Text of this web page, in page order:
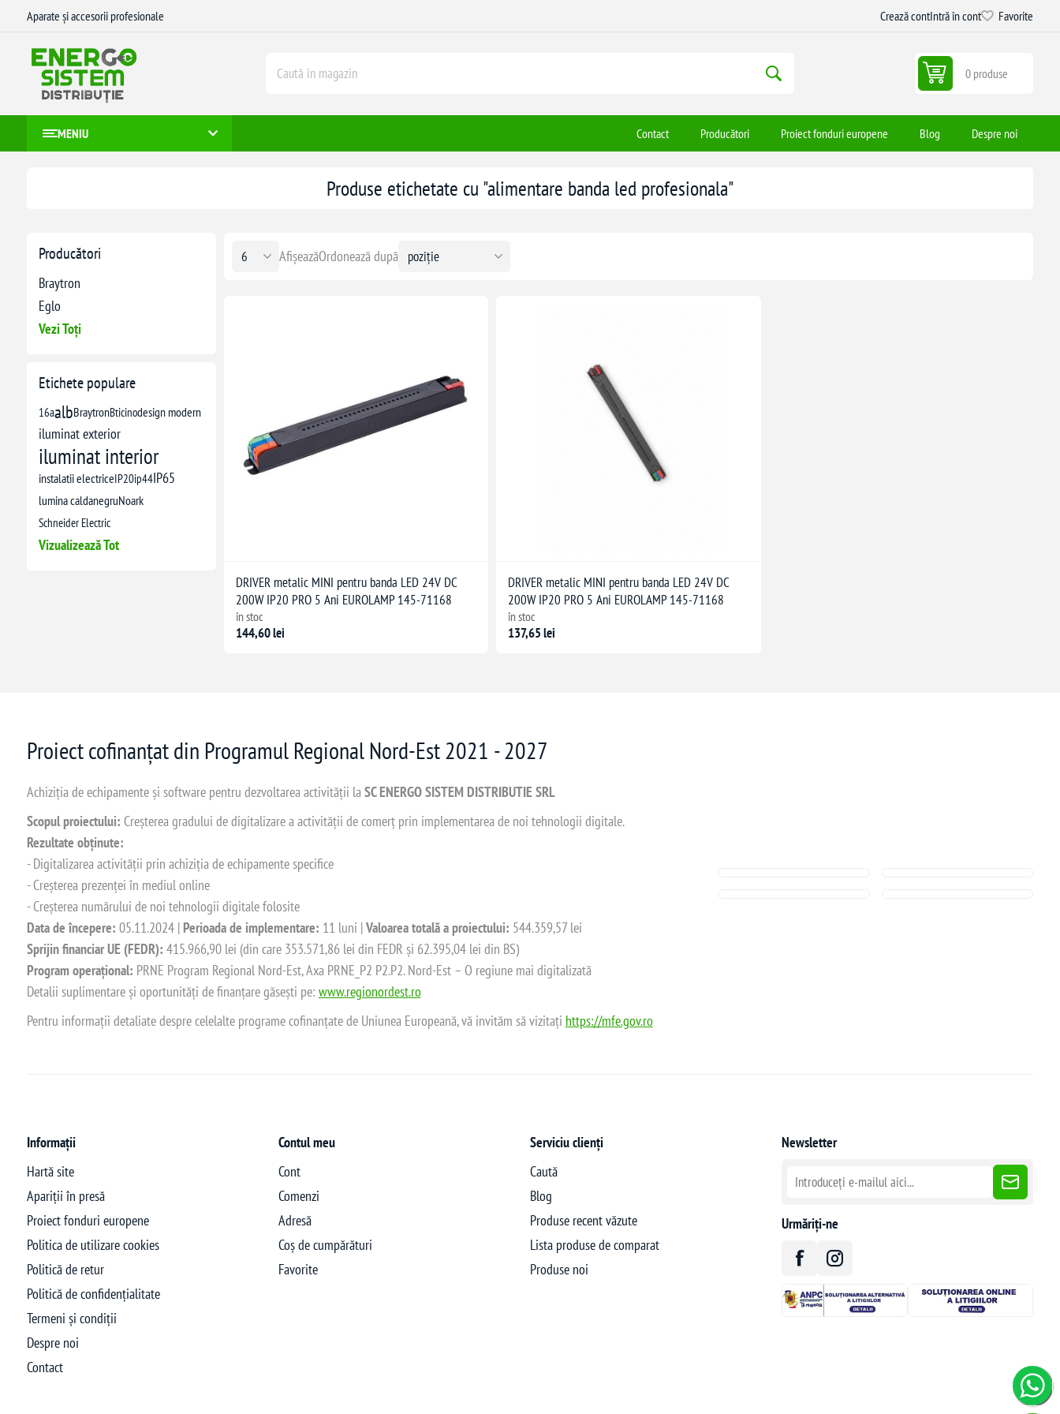
Aparate și accesorii profesionale Crează contIntră în cont Favorite
0 produse
MENIU Contact Producători Proiect fonduri europene Blog Despre noi
Producători
Braytron
Eglo
Vezi Toți
Etichete populare
16aalbBraytronBticinodesign modern
iluminat exterior
iluminat interior
instalatii electriceIP20ip44IP65
lumina caldanegruNoark
Schneider Electric
Vizualizează Tot
Produse etichetate cu "alimentare banda led profesionala"
Ordonează după
Afișează
DRIVER metalic MINI pentru banda LED 24V DC
200W IP20 PRO 5 Ani EUROLAMP 145-71168
în stoc
144,60 lei
DRIVER metalic MINI pentru banda LED 24V DC
200W IP20 PRO 5 Ani EUROLAMP 145-71168
în stoc
137,65 lei
Proiect cofinanțat din Programul Regional Nord-Est 2021 - 2027
Achiziția de echipamente și software pentru dezvoltarea activității laSC ENERGO SISTEM DISTRIBUTIE SRL
Scopul proiectului: Creșterea gradului de digitalizare a activității de comerț prin implementarea de noi tehnologii digitale.
Rezultate obținute:
- Digitalizarea activității prin achiziția de echipamente specifice
- Creșterea prezenței în mediul online
- Creșterea numărului de noi tehnologii digitale folosite
Data de începere: 05.11.2024 | Perioada de implementare: 11 luni |Valoarea totală a proiectului: 544.359,57 lei
Sprijin financiar UE (FEDR): 415.966,90 lei (din care 353.571,86 lei din FEDR și 62.395,04 lei din BS)
Program operațional: PRNE Program Regional Nord-Est, Axa PRNE_P2 P2.P2. Nord-Est – O regiune mai digitalizată
Detalii suplimentare și oportunități de finanțare găsești pe: www.regionordest.ro
Pentru informații detaliate despre celelalte programe cofinanțate de Uniunea Europeană, vă invităm să vizitați https://mfe.gov.ro
Informații
Hartă site
Apariții în presă
Proiect fonduri europene
Politica de utilizare cookies
Politică de retur
Politică de confidențialitate
Termeni și condiții
Despre noi
Contact
Contul meu
Cont
Comenzi
Adresă
Coș de cumpărături
Favorite
Serviciu clienți
Caută
Blog
Produse recent văzute
Lista produse de comparat
Produse noi
Newsletter
Urmăriți-ne